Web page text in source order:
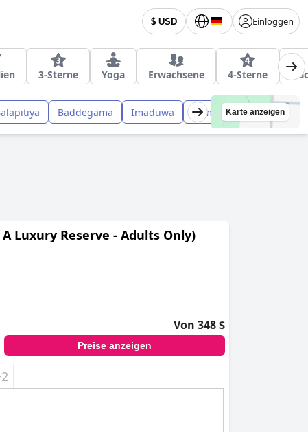
$ USD Einloggen
3-Sterne Yoga Erwachsene 4-Sterne
Baddegama Imaduwa Akmeemana Bope
Karte anzeigen
Luxury Reserve - Adults Only)
Von 348 $
Preise anzeigen